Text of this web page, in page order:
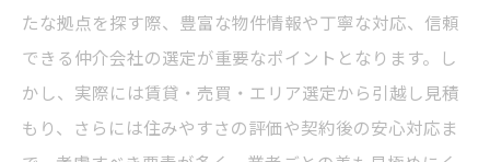
たな拠点を探す際、豊富な物件情報や丁寧な対応、信頼
できる仲介会社の選定が重要なポイントとなります。し
かし、実際には賃貸・売買・エリア選定から引越し見積
もり、さらには住みやすさの評価や契約後の安心対応ま